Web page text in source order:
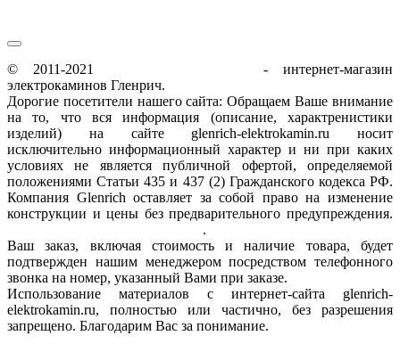
© 2011-2021
- интернет-магазин
электрокаминов Гленрич.
Дорогие посетители нашего сайта: Обращаем Ваше внимание
на то, что вся информация (описание, характренистики
изделий) на сайте glenrich-elektrokamin.ru носит
исключительно информационный характер и ни при каких
условиях не является публичной офертой, определяемой
положениями Статьи 435 и 437 (2) Гражданского кодекса РФ.
Компания Glenrich оставляет за собой право на изменение
конструкции и цены без предварительного предупреждения.
.
Ваш заказ, включая стоимость и наличие товара, будет
подтвержден нашим менеджером посредством телефонного
звонка на номер, указанный Вами при заказе.
Использование материалов с интернет-сайта glenrich-
elektrokamin.ru, полностью или частично, без разрешения
запрещено. Благодарим Вас за понимание.